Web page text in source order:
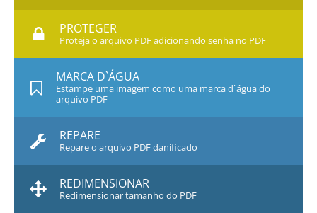
PROTEGER
Proteja o arquivo PDF adicionando senha no PDF
MARCA D`ÁGUA
Estampe uma imagem como uma marca d`água do
arquivo PDF
REPARE
Repare o arquivo PDF danificado
REDIMENSIONAR
Redimensionar tamanho do PDF